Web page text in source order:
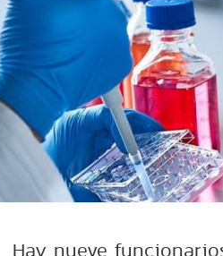
Hay nueve